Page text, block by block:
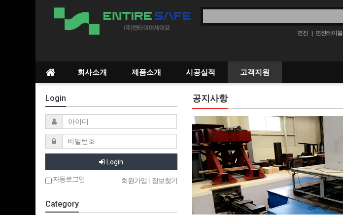
면진 | 면진테이블
회사소개 제품소개 시공실적 고객지원
공지사항
Login
Login
자동로그인 회원가입 정보찾기
Category